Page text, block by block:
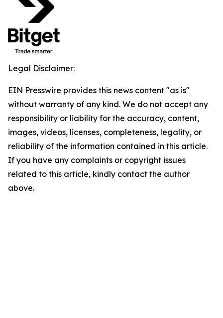
Legal Disclaimer:
EIN Presswire provides this news content "as is"
without warranty of any kind. We do not accept any
responsibility or liability for the accuracy, content,
images, videos, licenses, completeness, legality, or
reliability of the information contained in this article.
If you have any complaints or copyright issues
related to this article, kindly contact the author
above.